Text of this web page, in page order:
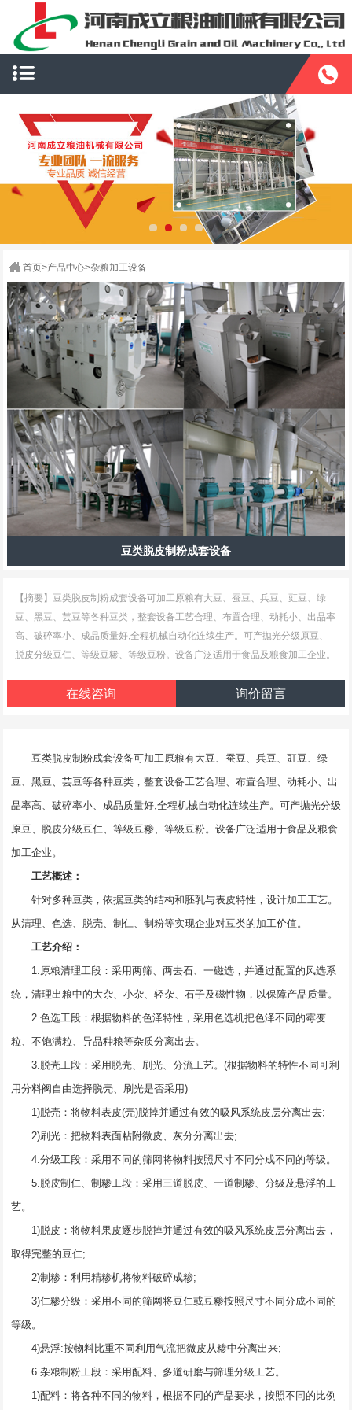
首页>产品中心>杂粮加工设备
豆类脱皮制粉成套设备
【摘要】豆类脱皮制粉成套设备可加工原粮有大豆、蚕豆、兵豆、豇豆、绿
豆、黑豆、芸豆等各种豆类，整套设备工艺合理、布置合理、动耗小、出品率
高、破碎率小、成品质量好,全程机械自动化连续生产。可产拋光分级原豆、
脱皮分级豆仁、等级豆糁、等级豆粉。设备广泛适用于食品及粮食加工企业。
在线咨询 询价留言
豆类脱皮制粉成套设备可加工原粮有大豆、蚕豆、兵豆、豇豆、绿
豆、黑豆、芸豆等各种豆类，整套设备工艺合理、布置合理、动耗小、出
品率高、破碎率小、成品质量好,全程机械自动化连续生产。可产拋光分级
原豆、脱皮分级豆仁、等级豆糁、等级豆粉。设备广泛适用于食品及粮食
加工企业。
工艺概述：
针对多种豆类，依据豆类的结构和胚乳与表皮特性，设计加工工艺。
从清理、色选、脱壳、制仁、制粉等实现企业对豆类的加工价值。
工艺介绍：
1.原粮清理工段：采用两筛、两去石、一磁选，并通过配置的风选系
统，清理出粮中的大杂、小杂、轻杂、石子及磁性物，以保障产品质量。
2.色选工段：根据物料的色泽特性，采用色选机把色泽不同的霉变
粒、不饱满粒、异品种粮等杂质分离出去。
3.脱壳工段：采用脱壳、刷光、分流工艺。(根据物料的特性不同可利
用分料阀自由选择脱壳、刷光是否采用)
1)脱壳：将物料表皮(壳)脱掉并通过有效的吸风系统皮层分离出去;
2)刷光：把物料表面粘附微皮、灰分分离出去;
4.分级工段：采用不同的筛网将物料按照尺寸不同分成不同的等级。
5.脱皮制仁、制糁工段：采用三道脱皮、一道制糁、分级及悬浮的工
艺。
1)脱皮：将物料果皮逐步脱掉并通过有效的吸风系统皮层分离出去，
取得完整的豆仁;
2)制糁：利用精糁机将物料破碎成糁;
3)仁糁分级：采用不同的筛网将豆仁或豆糁按照尺寸不同分成不同的
等级。
4)悬浮:按物料比重不同利用气流把微皮从糁中分离出来;
6.杂粮制粉工段：采用配料、多道研磨与筛理分级工艺。
1)配料：将各种不同的物料，根据不同的产品要求，按照不同的比例